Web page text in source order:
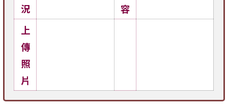
況
容
上
傳
照
片